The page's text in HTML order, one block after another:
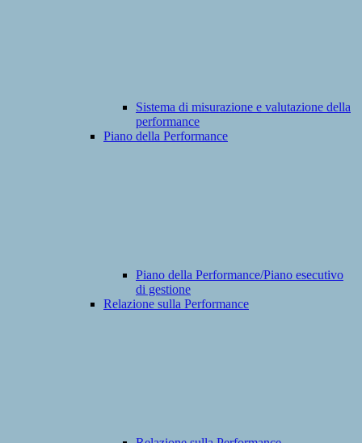
Sistema di misurazione e valutazione della
performance
Piano della Performance
Piano della Performance/Piano esecutivo
di gestione
Relazione sulla Performance